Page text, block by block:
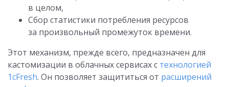
в целом,
Сбор статистики потребления ресурсов
за произвольный промежуток времени.
Этот механизм, прежде всего, предназначен для
кастомизации в облачных сервисах с технологией
1cFresh. Он позволяет защититься от расширений